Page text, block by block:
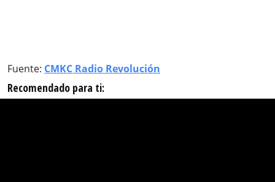
Fuente: CMKC Radio Revolución
Recomendado para ti: